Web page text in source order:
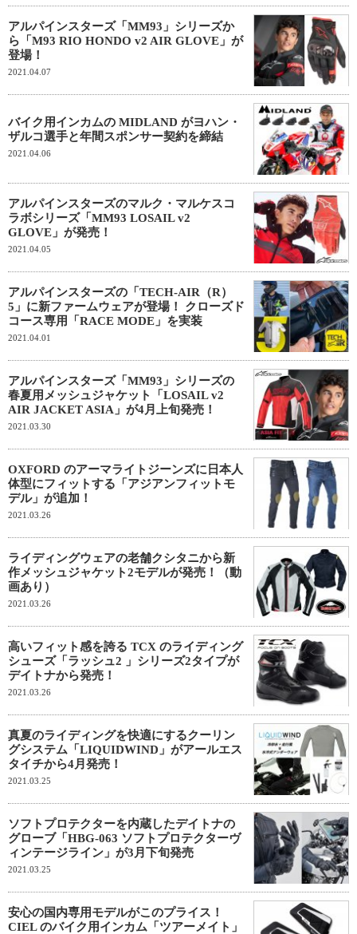
アルパインスターズ「MM93」シリーズか
ら「M93 RIO HONDO v2 AIR GLOVE」が
登場！
2021.04.07
バイク用インカムの MIDLAND がヨハン・
ザルコ選手と年間スポンサー契約を締結
2021.04.06
アルパインスターズのマルク・マルケスコ
ラボシリーズ「MM93 LOSAIL v2
GLOVE」が発売！
2021.04.05
アルパインスターズの「TECH-AIR（R）
5」に新ファームウェアが登場！ クローズド
コース専用「RACE MODE」を実装
2021.04.01
アルパインスターズ「MM93」シリーズの
春夏用メッシュジャケット「LOSAIL v2
AIR JACKET ASIA」が4月上旬発売！
2021.03.30
OXFORD のアーマライトジーンズに日本人
体型にフィットする「アジアンフィットモ
デル」が追加！
2021.03.26
ライディングウェアの老舗クシタニから新
作メッシュジャケット2モデルが発売！（動
画あり）
2021.03.26
高いフィット感を誇る TCX のライディング
シューズ「ラッシュ2 」シリーズ2タイプが
デイトナから発売！
2021.03.26
真夏のライディングを快適にするクーリン
グシステム「LIQUIDWIND」がアールエス
タイチから4月発売！
2021.03.25
ソフトプロテクターを内蔵したデイトナの
グローブ「HBG-063 ソフトプロテクターヴ
ィンテージライン」が3月下旬発売
2021.03.25
安心の国内専用モデルがこのプライス！
CIEL のバイク用インカム「ツアーメイト」